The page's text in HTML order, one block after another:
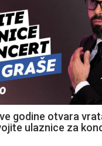
godine otvara
ulaznice za